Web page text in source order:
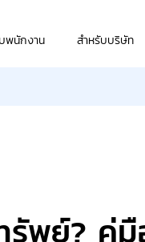
พนักงาน สำหรับบริษัท
รัพย์? คู่